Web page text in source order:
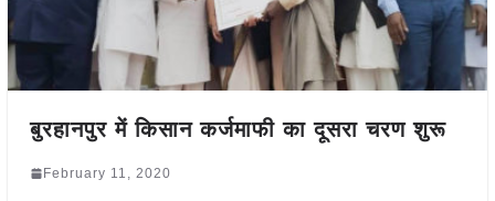
बुरहानपुर में किसान कर्जमाफी का दूसरा चरण शुरू
February 11, 2020